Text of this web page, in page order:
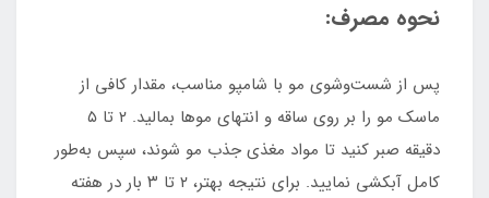
نحوه مصرف:
پس از شست‌وشوی مو با شامپو مناسب، مقدار کافی از
ماسک مو را بر روی ساقه و انتهای موها بمالید. ۲ تا ۵
دقیقه صبر کنید تا مواد مغذی جذب مو شوند، سپس به‌طور
کامل آبکشی نمایید. برای نتیجه بهتر، ۲ تا ۳ بار در هفته